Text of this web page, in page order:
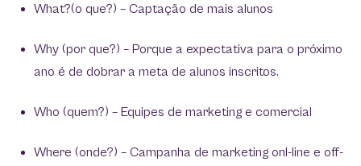
What?(o que?) – Captação de mais alunos
Why (por que?) – Porque a expectativa para o próximo
ano é de dobrar a meta de alunos inscritos.
‍Who (quem?) – Equipes de marketing e comercial
‍Where (onde?) – Campanha de marketing onl-line e off-